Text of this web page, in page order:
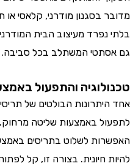
בסגנון מודרני, קלאסי או
מעיצוב הבית המודרני
המשתלב בכל סביבה.
והתפעול
הבולטים של תריסים
באמצעות שליטה מרחוק.
לשלוט בתריסים באמצעות
חיונית. בצורה זו, קל לפתוח